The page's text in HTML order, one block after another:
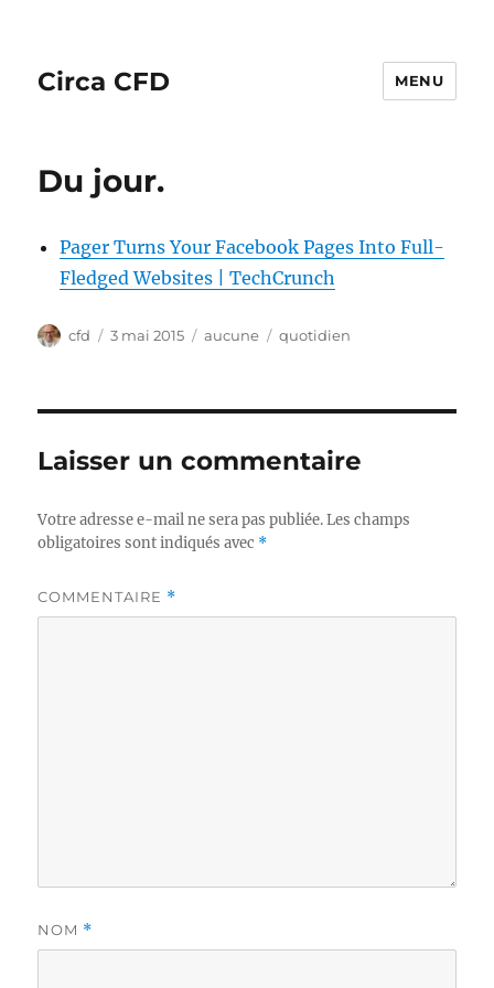
Circa CFD MENU
Du jour.
Pager Turns Your Facebook Pages Into Full-
Fledged Websites | TechCrunch
Auteur
cfd
Publié
3 mai 2015 Catégories
aucune Étiquettes
quotidien
Laisser un commentaire
Votre adresse e-mail ne sera pas publiée. Les champs
obligatoires sont indiqués avec *
COMMENTAIRE *
NOM *